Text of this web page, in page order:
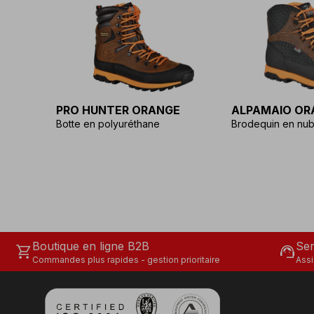
PRO HUNTER ORANGE
Botte en polyuréthane
ALPAMAIO
Brodequin en
shopping_cartBoutique en ligne B2B
Commandes plus rapides - gestion prioritaire support_agent